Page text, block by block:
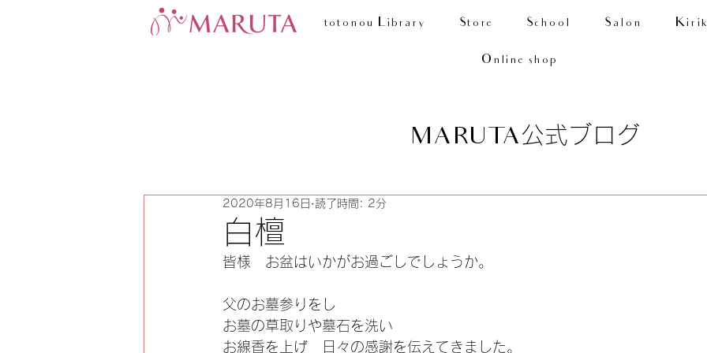
totonou Library Store School Salon
Online shop
MARUTA公式ブログ
白檀
2020年8月16日 読了時間: 2分
皆様　お盆はいかがお過ごしでしょうか。
父のお墓参りをし
お墓の草取りや墓石を洗い
お線香を上げ　日々の感謝を伝えてきました。